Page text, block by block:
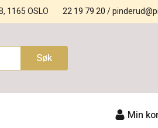
22 19 79 20/
1165 OSLO
Min